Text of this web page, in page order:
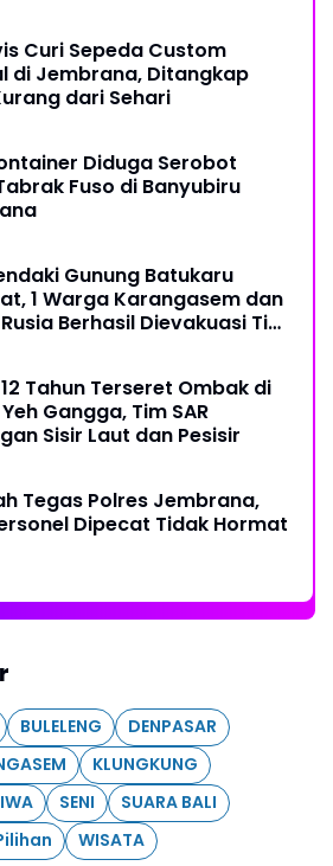
Curi Sepeda Custom
di Jembrana, Ditangkap
dari Sehari
Diduga Serobot
Fuso di Banyubiru
Gunung Batukaru
1 Warga Karangasem dan
Berhasil Dievakuasi Tim
Tahun Terseret Ombak di
Gangga, Tim SAR
Sisir Laut dan Pesisir
Tegas Polres Jembrana,
Dipecat Tidak Hormat
BULELENG
DENPASAR
KLUNGKUNG
SENI
SUARA BALI
WISATA